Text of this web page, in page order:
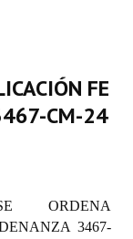
FE
CM-24
ORDENA
3467-